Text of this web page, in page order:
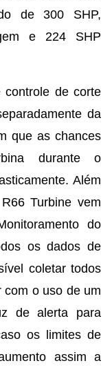
de 300 SHP,
e 224 SHP
de corte
da
que as chances
durante o
Além
Turbine vem
do
os dados de
coletar todos
com o uso de um
de alerta para
os limites de
assim a